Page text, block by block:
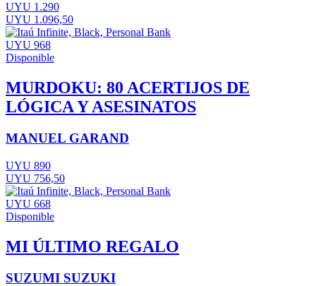
UYU 1.290
UYU 1.096,50
UYU 968
Disponible
MURDOKU: 80 ACERTIJOS DE
LÓGICA Y ASESINATOS
MANUEL GARAND
UYU 890
UYU 756,50
UYU 668
Disponible
MI ÚLTIMO REGALO
SUZUMI SUZUKI